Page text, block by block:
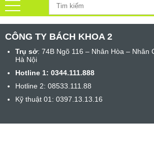
CÔNG TY BÁCH KHOA 2
Trụ sở: 74B Ngõ 116 – Nhân Hòa – Nhân
Hà Nội
Hotline 1: 0344.111.888
Hotline 2: 08533.111.88
Kỹ thuật 01: 0397.13.13.16